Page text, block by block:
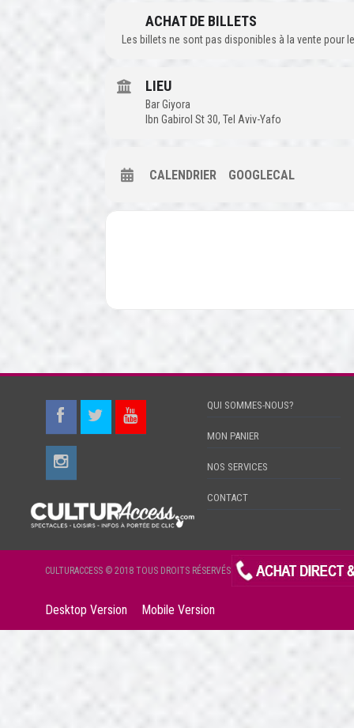
ACHAT DE BILLETS
Les billets ne sont pas disponibles à la vente pour
LIEU
Bar Giyora
Ibn Gabirol St 30, Tel Aviv-Yafo
CALENDRIER GOOGLECAL
QUI SOMMES-NOUS?
MON PANIER
NOS SERVICES
CONTACT
CULTURACCESS © 2018 TOUS DROITS RÉSERVÉS
Desktop Version Mobile Version